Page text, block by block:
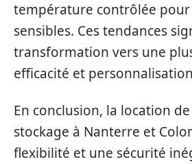
température contrôlée pour
sensibles. Ces tendances
transformation vers une
efficacité et
En conclusion, la location
stockage à Nanterre et
flexibilité et une sécurité